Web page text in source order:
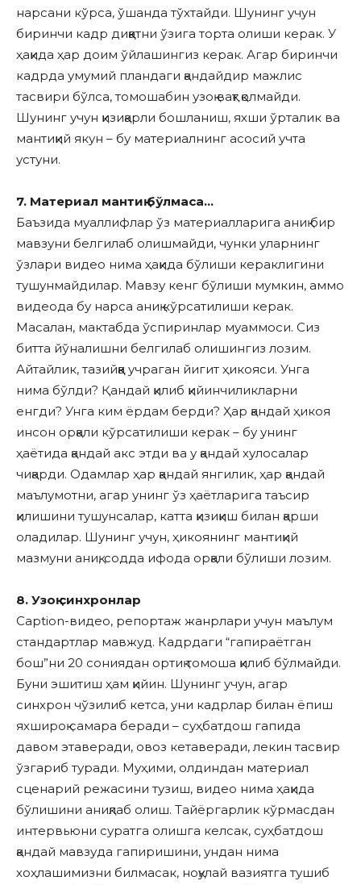
нарсани кўрса, ўшанда тўхтайди. Шунинг учун
биринчи кадр диққатни ўзига торта олиши керак. У
ҳақида ҳар доим ўйлашингиз керак. Агар биринчи
кадрда умумий пландаги қандайдир мажлис
тасвири бўлса, томошабин узоқ вақт қолмайди.
Шунинг учун қизиқарли бошланиш, яхши ўрталик ва
мантиқий якун – бу материалнинг асосий учта
устуни.
7. Материал мантиқ бўлмаса…
Баъзида муаллифлар ўз материалларига аниқ бир
мавзуни белгилаб олишмайди, чунки уларнинг
ўзлари видео нима ҳақида бўлиши кераклигини
тушунмайдилар. Мавзу кенг бўлиши мумкин, аммо
видеода бу нарса аниқ кўрсатилиши керак.
Масалан, мактабда ўспиринлар муаммоси. Сиз
битта йўналишни белгилаб олишингиз лозим.
Айтайлик, тазийққа учраган йигит ҳикояси. Унга
нима бўлди? Қандай қилиб қийинчиликларни
енгди? Унга ким ёрдам берди? Ҳар қандай ҳикоя
инсон орқали кўрсатилиши керак – бу унинг
ҳаётида қандай акс этди ва у қандай хулосалар
чиқарди. Одамлар ҳар қандай янгилик, ҳар қандай
маълумотни, агар унинг ўз ҳаётларига таъсир
қилишини тушунсалар, катта қизиқиш билан қарши
оладилар. Шунинг учун, ҳикоянинг мантиқий
мазмуни аниқ, содда ифода орқали бўлиши лозим.
8. Узоқ синхронлар
Caption-видео, репортаж жанрлари учун маълум
стандартлар мавжуд. Кадрдаги “гапираётган
бош”ни 20 сониядан ортиқ томоша қилиб бўлмайди.
Буни эшитиш ҳам қийин. Шунинг учун, агар
синхрон чўзилиб кетса, уни кадрлар билан ёпиш
яхшироқ самара беради – суҳбатдош гапида
давом этаверади, овоз кетаверади, лекин тасвир
ўзгариб туради. Муҳими, олдиндан материал
сценарий режасини тузиш, видео нима ҳақида
бўлишини аниқлаб олиш. Тайёргарлик кўрмасдан
интервьюни суратга олишга келсак, суҳбатдош
қандай мавзуда гапиришини, ундан нима
хоҳлашимизни билмасак, ноқулай вазиятга тушиб